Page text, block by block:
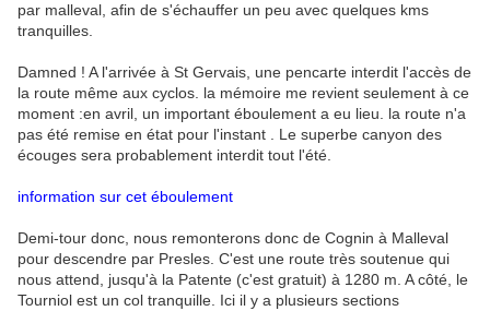
par malleval, afin de s'échauffer un peu avec quelques kms
tranquilles.
Damned ! A l'arrivée à St Gervais, une pencarte interdit l'accès de
la route même aux cyclos. la mémoire me revient seulement à ce
moment :en avril, un important éboulement a eu lieu. la route n'a
pas été remise en état pour l'instant . Le superbe canyon des
écouges sera probablement interdit tout l'été.
information sur cet éboulement
Demi-tour donc, nous remonterons donc de Cognin à Malleval
pour descendre par Presles. C'est une route très soutenue qui
nous attend, jusqu'à la Patente (c'est gratuit) à 1280 m. A côté, le
Tourniol est un col tranquille. Ici il y a plusieurs sections